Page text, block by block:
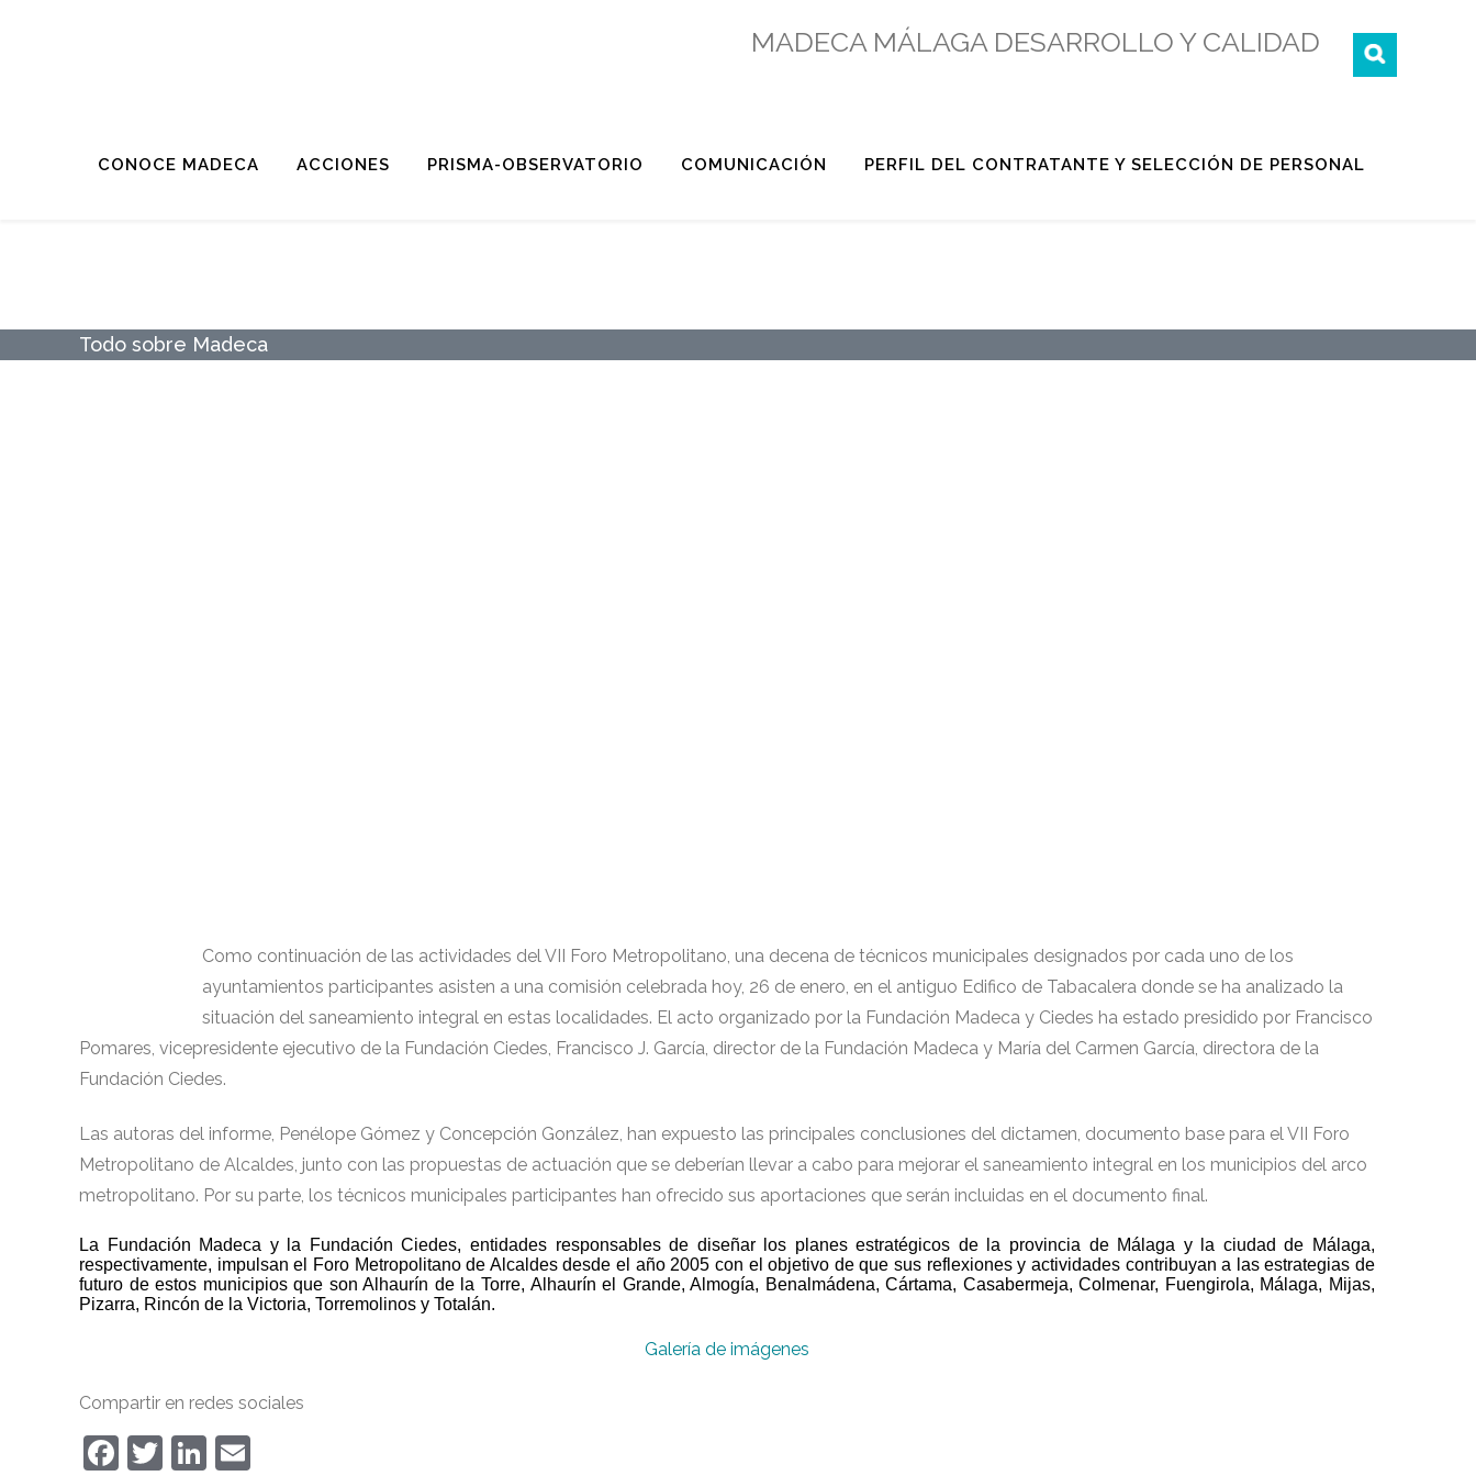
MADECA MÁLAGA DESARROLLO Y CALIDAD
CONOCE MADECA ACCIONES PRISMA-OBSERVATORIO COMUNICACIÓN PERFIL DEL CONTRATANTE Y SELECCIÓN DE PERSONAL
Todo sobre Madeca
Como continuación de las actividades del VII Foro Metropolitano, una decena de técnicos municipales designados por cada uno de los
ayuntamientos participantes asisten a una comisión celebrada hoy, 26 de enero, en el antiguo Edifico de Tabacalera donde se ha analizado la
situación del saneamiento integral en estas localidades. El acto organizado por la Fundación Madeca y Ciedes ha estado presidido por Francisco
Pomares, vicepresidente ejecutivo de la Fundación Ciedes, Francisco J. García, director de la Fundación Madeca y María del Carmen García, directora de la
Fundación Ciedes.
Las autoras del informe, Penélope Gómez y Concepción González, han expuesto las principales conclusiones del dictamen, documento base para el VII Foro
Metropolitano de Alcaldes, junto con las propuestas de actuación que se deberían llevar a cabo para mejorar el saneamiento integral en los municipios del arco
metropolitano. Por su parte, los técnicos municipales participantes han ofrecido sus aportaciones que serán incluidas en el documento final.
La Fundación Madeca y la Fundación Ciedes, entidades responsables de diseñar los planes estratégicos de la provincia de Málaga y la ciudad de Málaga,
respectivamente, impulsan el Foro Metropolitano de Alcaldes desde el año 2005 con el objetivo de que sus reflexiones y actividades contribuyan a las estrategias de
futuro de estos municipios que sonAlhaurín de la Torre, Alhaurín el Grande, Almogía, Benalmádena, Cártama, Casabermeja, Colmenar, Fuengirola, Málaga, Mijas,
Pizarra, Rincón de la Victoria, Torremolinos y Totalán.
Galería de imágenes
Compartir en redes sociales
Facebook
TwitterLinkedIn